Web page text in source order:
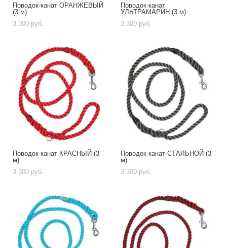
Поводок-канат ОРАНЖЕВЫЙ
(3 м)
3 300 pуб.
Поводок-канат
УЛЬТРАМАРИН (3 м)
3 300 pуб.
Поводок-канат КРАСНЫЙ (3
м)
3 300 pуб.
Поводок-канат СТАЛЬНОЙ (3
м)
3 300 pуб.